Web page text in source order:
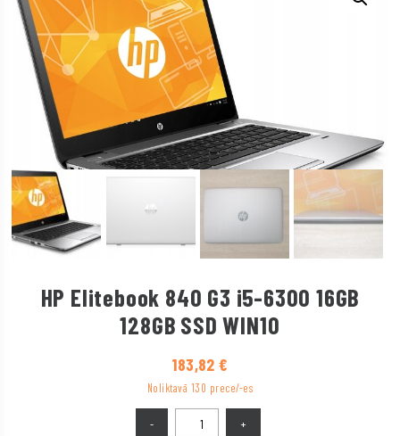
HP Elitebook 840 G3 i5-6300 16GB
128GB SSD WIN10
183,82€
Noliktavā 130 prece/-es